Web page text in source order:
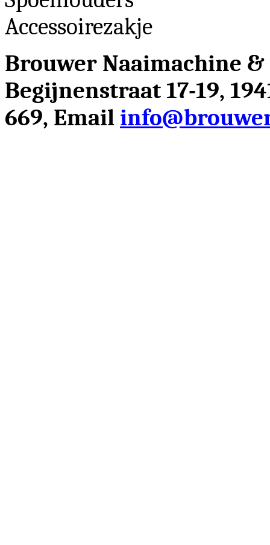
Accessoirezakje
Brouwer Naaimachine
Begijnenstraat 17-19,
669, Email